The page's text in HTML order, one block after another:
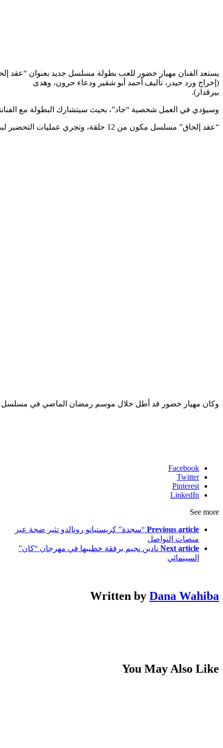
يستعد الفنان مهيار خضور للعب بطولة مسلسل جديد بعنوان “عقد
(إخراج ورد حيدر، تأليف أحمد أبو شقير ودعاء حرون، وهدى
بيرقدار).
وسيؤدي في العمل شخصية “جاد”، بحيث سيتشارك البطولة مع
“عقد إلحاق” مسلسل مكون من 12 حلقة، وتجري عمليات التحضير لبدء تصويره في دمشق مع بداية شهر حزيران المقبل.
وكان مهيار خضور قد أطل خلال موسم رمضان الماضي في مسلسل “للموت ٣” وحقق أصداء إيجابية وأشاد المتابعون بأدائه
Facebook
Twitter
Pinterest
LinkedIn
See more
Previous article “سجدة” كريستيانو رونالدو تثير ضجة عبر
منصات التواصل
Next article نادين نجيم برفقة خطيبها في مهرجان “كان”
السينمائي
Written by Dana Wahiba
You May Also Like